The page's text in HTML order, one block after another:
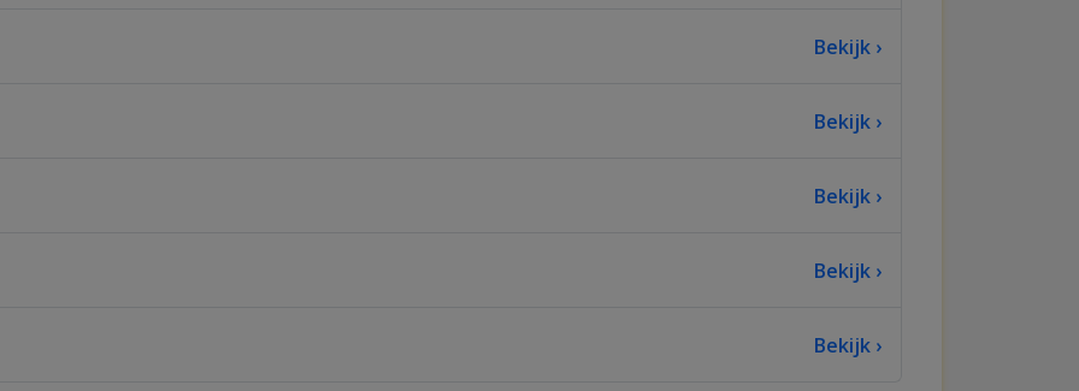
Bekijk ›
Bekijk ›
Bekijk ›
Bekijk ›
Bekijk ›